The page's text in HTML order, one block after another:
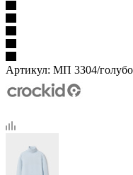
Артикул: МП 3304/